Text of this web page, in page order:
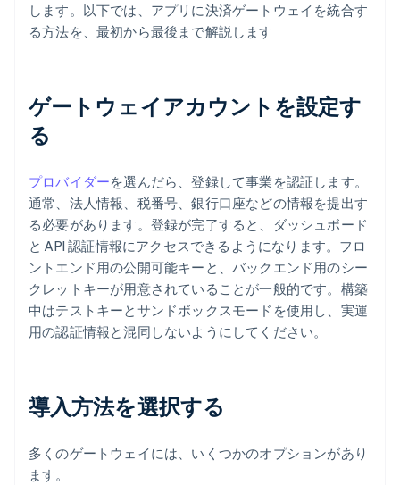
します。以下では、アプリに決済ゲートウェイを統合す
る方法を、最初から最後まで解説します
ゲートウェイアカウントを設定す
る
プロバイダーを選んだら、登録して事業を認証します。
通常、法人情報、税番号、銀行口座などの情報を提出す
る必要があります。登録が完了すると、ダッシュボード
と API 認証情報にアクセスできるようになります。フロ
ントエンド用の公開可能キーと、バックエンド用のシー
クレットキーが用意されていることが一般的です。構築
中はテストキーとサンドボックスモードを使用し、実運
用の認証情報と混同しないようにしてください。
導入方法を選択する
多くのゲートウェイには、いくつかのオプションがあり
ます。